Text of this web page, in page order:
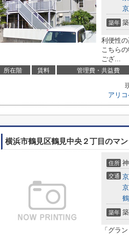
築年
利便性
こちら
ござ...
所在階 賃料 管理費・共益費
アリ
横浜市鶴見区鶴見中央２丁目のマ
住所
交通
築年
「グラ